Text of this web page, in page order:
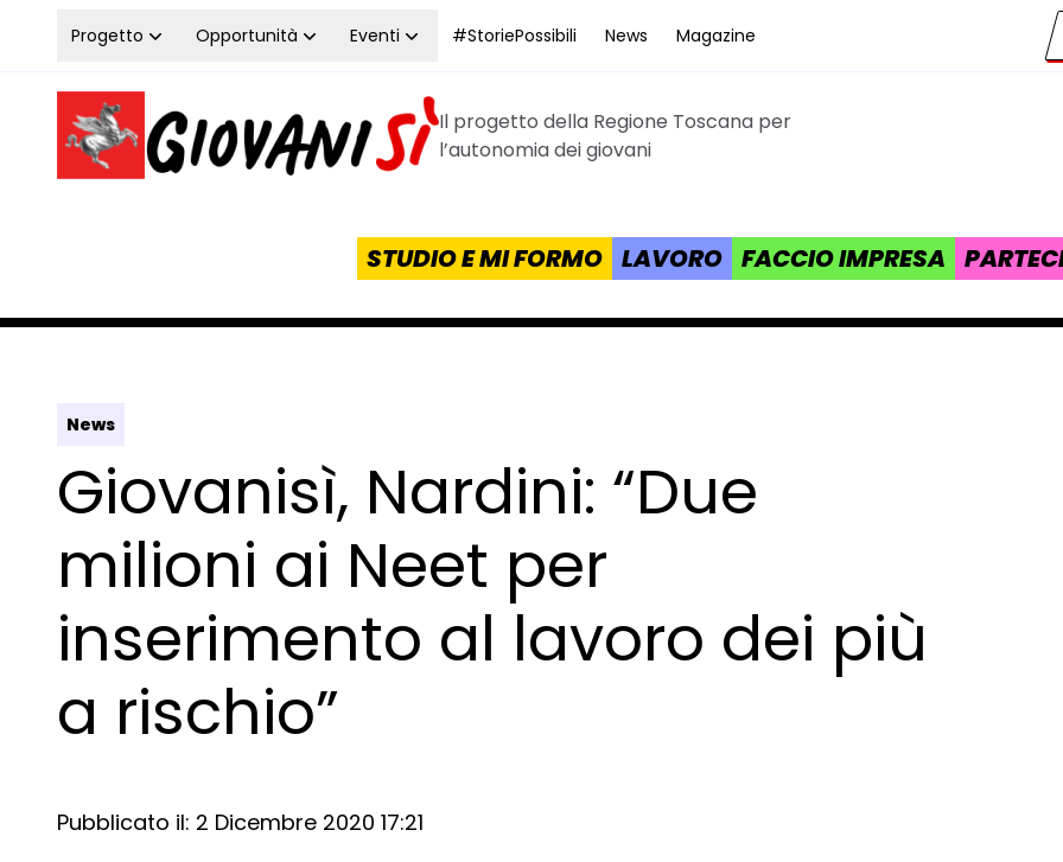
Vai al contenuto
Progetto Opportunità Eventi #StoriePossibili News Magazine
Homepage Giovanisì - Progetto della Regione Toscana
Il progetto della Regione Toscana per
l’autonomia dei giovani
STUDIO E MI FORMO LAVORO FACCIO IMPRESA
News
Giovanisì, Nardini: “Due
milioni ai Neet per
inserimento al lavoro dei più
a rischio”
Data e ora:
Pubblicato il: 2 Dicembre 2020 17:21